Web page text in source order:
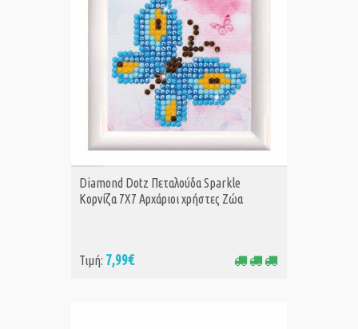
ΑΓΟΡΑ
Diamond Dotz Πεταλούδα Sparkle
Κορνίζα 7Χ7 Αρχάριοι χρήστες Ζώα
Τιμή: 7,99€